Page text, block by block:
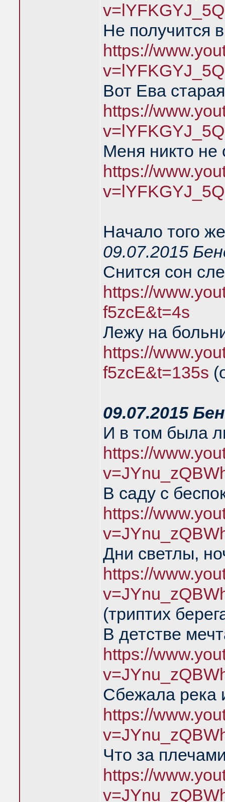
Не получится
https://
Вот Ева
https://
Меня никто
https://
Начало того
09.07.2015
Снится сон
https://
f5zcE&t=4s
Лежу на
https://
f5zcE&t=135s
09.07.2015
И в том была
https://
В саду с
https://
Дни светлы,
https://
(триптих
В детстве
https://
Сбежала река
https://
Что за
https://